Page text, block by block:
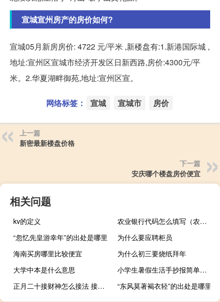
宣城宣州房产的房价如何?
宣城05月新房房价: 4722 元/平米 ,新楼盘有:1.新港国际城 ,
地址:宣州区宣城市经济开发区日新西路,房价:4300元/平
米。2.华夏湖畔御苑,地址:宣州区宣。
网络标签： 宣城 宣城市 房价
上一篇
新密最新楼盘价格
下一篇
安庆哪个楼盘房价便宜
相关问题
kv的定义
农业银行代码怎么填写（农业银行代码是多少?）
“忽忆先皇游幸年”的出处是哪里
为什么要应聘柜员
海南买房哪里比较便宜
为什么初三要烧纸拜年
大学中本是什么意思
小学生暑假生活手抄报简单又漂亮（2010小学生暑假生活手抄报）
正月二十接财神怎么接法 接财神的正确方法
“东风莫著褐衣轻”的出处是哪里